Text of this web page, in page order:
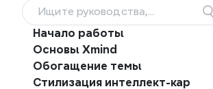
Ищите руководства,
функции и рабочие
процессы
Начало работы
Основы Xmind
Обогащение темы
Стилизация интеллект-карт